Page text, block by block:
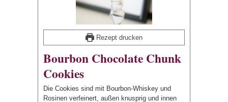
Rezept drucken
Bourbon Chocolate Chunk
Cookies
Die Cookies sind mit Bourbon-Whiskey und
Rosinen verfeinert, außen knusprig und innen